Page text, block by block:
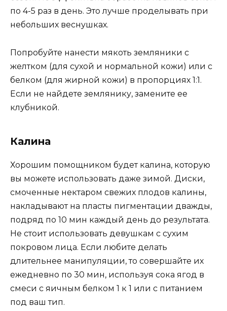
по 4-5 раз в день. Это лучше проделывать при
небольших веснушках.
Попробуйте нанести мякоть земляники с
желтком (для сухой и нормальной кожи) или с
белком (для жирной кожи) в пропорциях 1:1.
Если не найдете землянику, замените ее
клубникой.
Калина
Хорошим помощником будет калина, которую
вы можете использовать даже зимой. Диски,
смоченные нектаром свежих плодов калины,
накладывают на пласты пигментации дважды,
подряд по 10 мин каждый день до результата.
Не стоит использовать девушкам с сухим
покровом лица. Если любите делать
длительнее манипуляции, то совершайте их
ежедневно по 30 мин, используя сока ягод в
смеси с яичным белком 1 к 1 или с питанием
под ваш тип.